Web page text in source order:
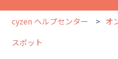
cyzen ヘルプセンター
オ
スポット